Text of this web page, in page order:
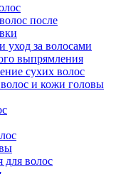
после
уход за волосами
выпрямления
сухих волос
и кожи головы
для волос